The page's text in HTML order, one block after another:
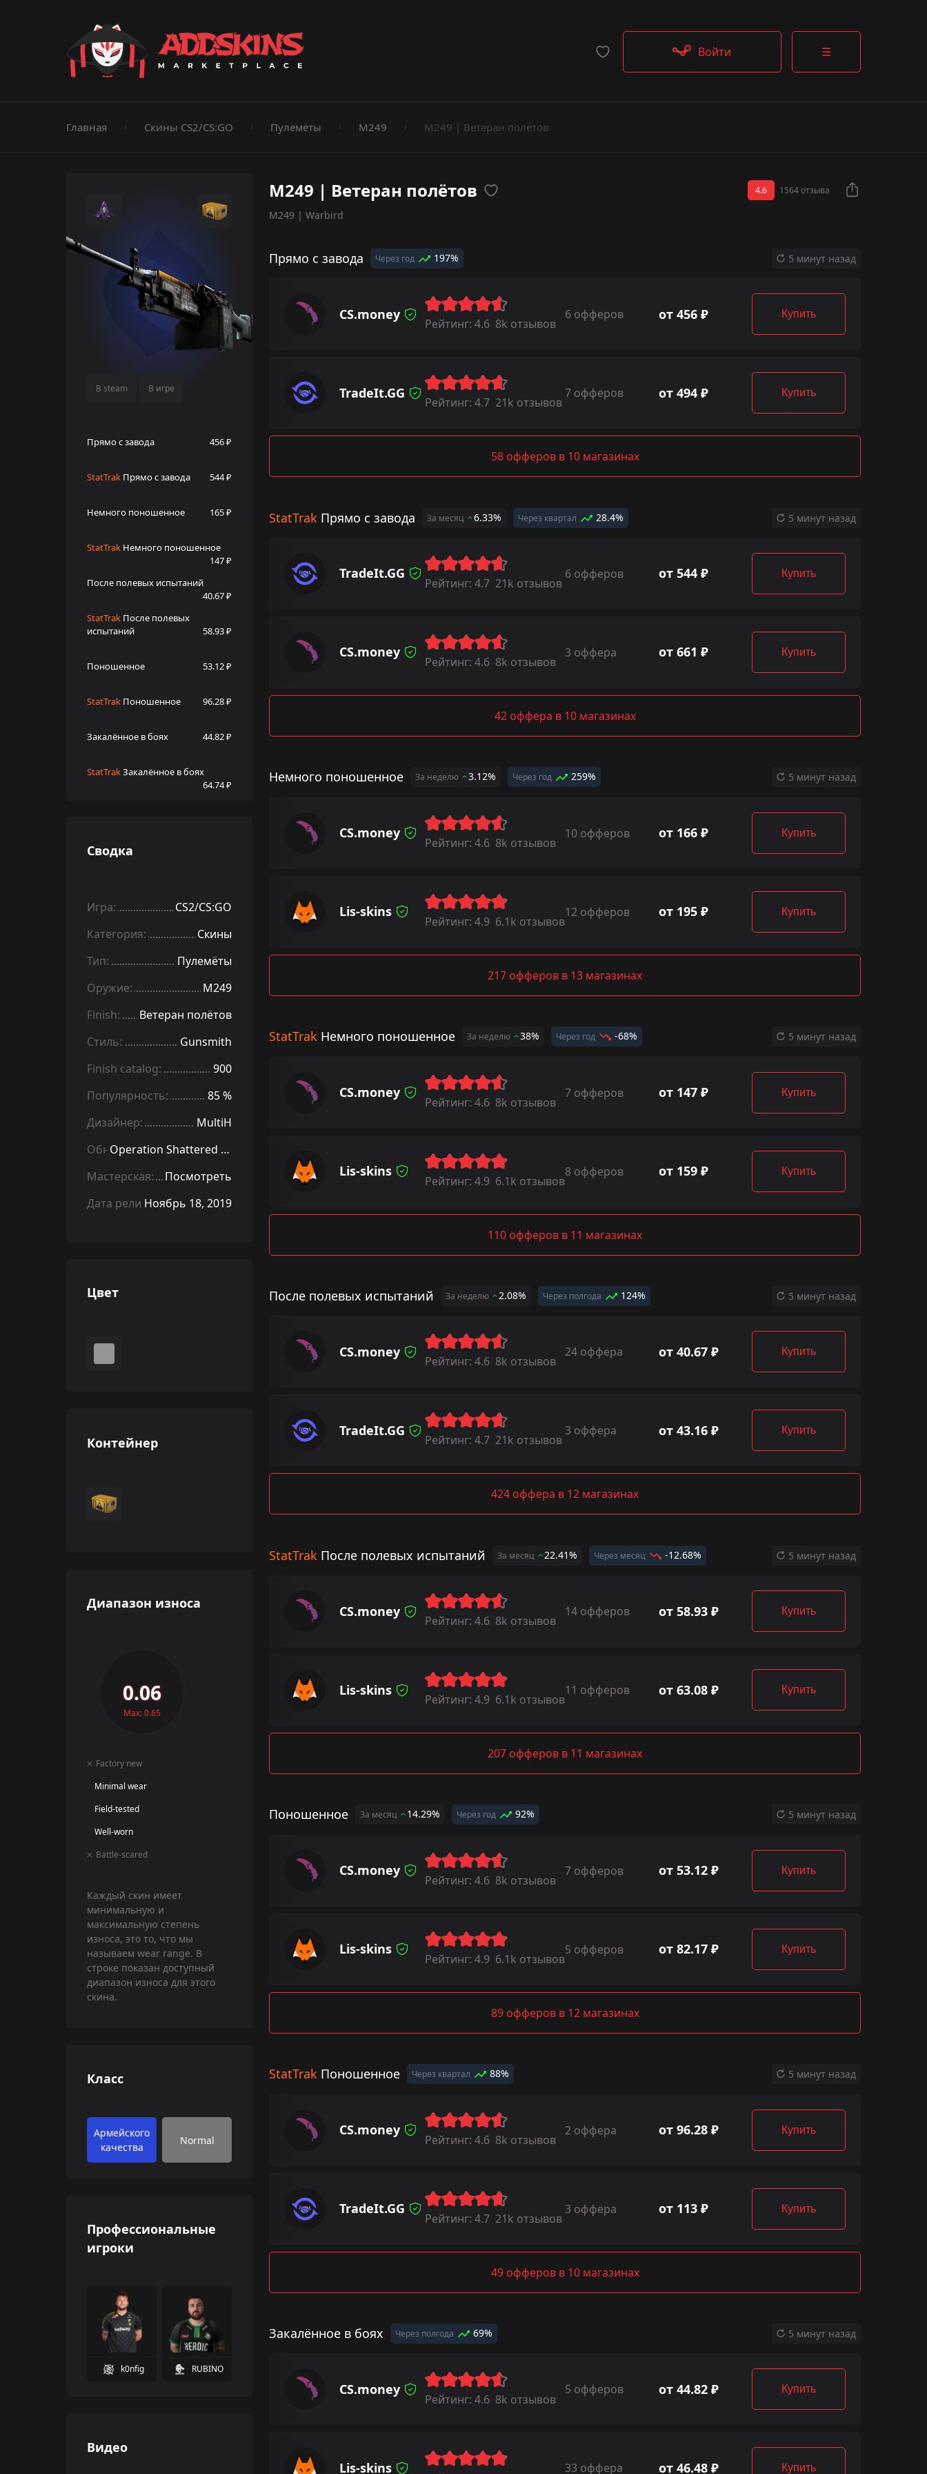
☰
Пистолеты
Ножи
Штурмовые винтовки
Войти
Главная Скины CS2/CS:GO Пулемёты M249 M249 | Ветеран полётов
M249 | Ветеран полётов
M249 | Warbird
4.6 1564 отзыва
В steam В игре
Прямо с завода 456 ₽
StatTrak Прямо с завода 544 ₽
Немного поношенное 165 ₽
StatTrak Немного поношенное
147 ₽
После полевых испытаний
40.67 ₽
StatTrak После полевых
испытаний
58.93 ₽
Поношенное 53.12 ₽
StatTrak Поношенное 96.28 ₽
Закалённое в боях 44.82 ₽
StatTrakЗакалённое в боях
64.74 ₽
Прямо с завода Через год 197% 5 минут назад
CS.money
Рейтинг: 4.6 8k отзывов
6 офферов от 456 ₽ Купить
TradeIt.GG
Рейтинг: 4.7 21k отзывов
7 офферов от 494 ₽ Купить
58 офферов в 10 магазинах
StatTrak Прямо с завода За месяц 6.33% Через квартал 28.4% 5 минут назад
TradeIt.GG
Рейтинг: 4.7 21k отзывов
6 офферов от 544 ₽ Купить
CS.money
Рейтинг: 4.6 8k отзывов
3 оффера от 661 ₽ Купить
42 оффера в 10 магазинах
Немного поношенное За неделю 3.12% Через год 259% 5 минут назад
CS.money
Рейтинг: 4.6 8k отзывов
10 офферов от 166 ₽ Купить
Lis-skins
Рейтинг: 4.9 6.1k отзывов
12 офферов от 195 ₽ Купить
217 офферов в 13 магазинах
StatTrak Немного поношенное За неделю 38% Через год -68% 5 минут назад
CS.money
Рейтинг: 4.6 8k отзывов
7 офферов от 147 ₽ Купить
Lis-skins
Рейтинг: 4.9 6.1k отзывов
8 офферов от 159 ₽ Купить
110 офферов в 11 магазинах
После полевых испытаний За неделю 2.08% Через полгода 124% 5 минут назад
CS.money
Рейтинг: 4.6 8k отзывов
24 оффера от 40.67 ₽ Купить
TradeIt.GG
Рейтинг: 4.7 21k отзывов
3 оффера от 43.16 ₽ Купить
424 оффера в 12 магазинах
StatTrak После полевых испытаний За месяц 22.41% Через месяц -12.68% 5 минут назад
CS.money
Рейтинг: 4.6 8k отзывов
14 офферов от 58.93 ₽ Купить
Lis-skins
Рейтинг: 4.9 6.1k отзывов
11 офферов от 63.08 ₽ Купить
207 офферов в 11 магазинах
Поношенное За месяц 14.29% Через год 92% 5 минут назад
CS.money
Рейтинг: 4.6 8k отзывов
7 офферов от 53.12 ₽ Купить
Lis-skins
Рейтинг: 4.9 6.1k отзывов
5 офферов от 82.17 ₽ Купить
89 офферов в 12 магазинах
StatTrak Поношенное Через квартал 88% 5 минут назад
CS.money
Рейтинг: 4.6 8k отзывов
2 оффера от 96.28 ₽ Купить
TradeIt.GG
Рейтинг: 4.7 21k отзывов
3 оффера от 113 ₽ Купить
49 офферов в 10 магазинах
Закалённое в боях Через полгода 69% 5 минут назад
CS.money
Рейтинг: 4.6 8k отзывов
5 офферов от 44.82 ₽ Купить
Lis-skins 33 оффера от 46.48 ₽ Купить
Сводка
Игра:
CS2/CS:GO
Категория:
Скины
Тип:
Пулемёты
Оружие:
M249
Finish:
Ветеран полётов
Стиль:
Gunsmith
Finish catalog:
900
Популярность:
85 %
Дизайнер:
MultiH
Обновление:
Operation Shattered Web
Мастерская:
Посмотреть
Дата релиза:Ноябрь 18, 2019
Цвет
Контейнер
Диапазон износа
0.06
Max: 0.65
Factory new
Minimal wear
Field-tested
Well-worn
Battle-scared
Каждый скин имеет
минимальную и
максимальную степень
износа, это то, что мы
называем wear range. В
строке показан доступный
диапазон износа для этого
скина.
Класс
Армейского
качества
Normal
Профессиональные
игроки
k0nfig RUBINO
Видео